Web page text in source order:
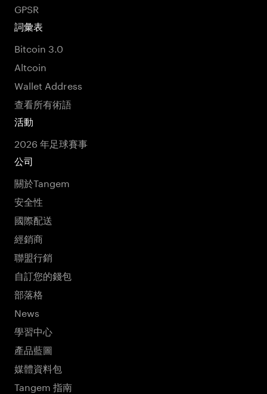
GPSR
詞彙表
Bitcoin 3.0
Altcoin
Wallet Address
查看所有術語
活動
2026 年足球賽事
公司
關於Tangem
安全性
國際配送
經銷商
聯盟行銷
自訂您的錢包
部落格
News
學習中心
產品藍圖
媒體資料包
Tangem 指南